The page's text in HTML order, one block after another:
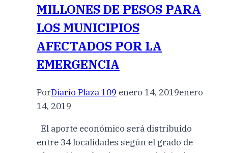
MILLONES DE PESOS PARA
LOS MUNICIPIOS
AFECTADOS POR LA
EMERGENCIA
PorDiario Plaza 109 enero 14, 2019enero
14, 2019
El aporte económico será distribuido
entre 34 localidades según el grado de